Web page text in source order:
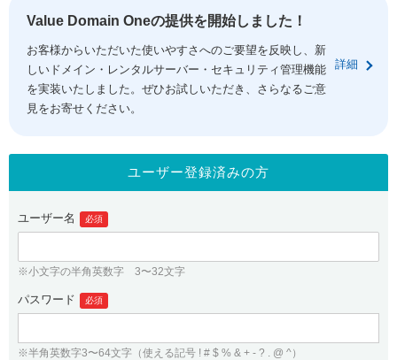
ドメイン移管
ドメイン価格一覧
ドメイン一括検索
.jpドメインオークション
gTLDオークション NEW!
.jpドメインバックオーダー
プレミアムドメイン
人気ドメインの種類
WHOIS検索
コアサーバー
バリューサーバー
XREA
セキュリティトップ
Value Domain ネットde診断
SSL証明書
サービストップ
お得意様割引
紹介制度
バリュードメインAPI
ドメイン・ホスティングOEM
facebook
ログイン
従来のバリュードメインをご利用希望の方
ユーザー登録
Value Domain Oneの提供を開始しました！
お客様からいただいた使いやすさへのご要望を反映し、新
しいドメイン・レンタルサーバー・セキュリティ管理機能
を実装いたしました。ぜひお試しいただき、さらなるご意
見をお寄せください。
詳細
ユーザー登録済みの方
ユーザー名 必須
※小文字の半角英数字 3〜32文字
パスワード 必須
※半角英数字3〜64文字（使える記号 ! # $ % & + - ? . @ ^）